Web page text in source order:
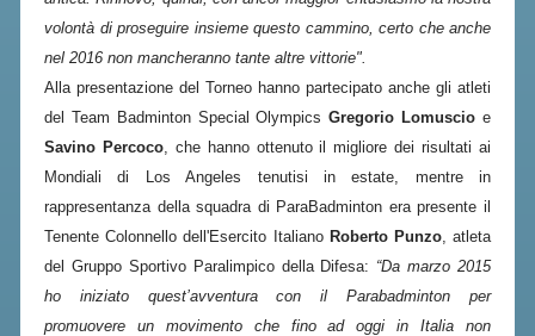
volontà di proseguire insieme questo cammino, certo che anche
nel 2016 non mancheranno tante altre vittorie".
Alla presentazione del Torneo hanno partecipato anche gli atleti
del Team Badminton Special OlympicsGregorio Lomuscioe
Savino Percoco, che hanno ottenuto il migliore dei risultati ai
Mondiali di Los Angeles tenutisi in estate, mentre in
rappresentanza della squadra di ParaBadminton era presente il
Tenente Colonnello dell'Esercito Italiano Roberto Punzo, atleta
del Gruppo Sportivo Paralimpico della Difesa: “Da marzo 2015
ho iniziato quest’avventura con il Parabadminton per
promuovere un movimento che fino ad oggi in Italia non
CONTROLLO IN ORDINE AL
REGOLARE SVOLGIMENTO DELLE
COMPETIZIONI E DEI CAMPIONATI
SPORTIVI PROFESSIONISTICI
ATTIVITÀ RELATIVE ALLA
PREPARAZIONE OLIMPICA E
ALL'ALTO LIVELLO
UTILIZZAZIONE DEI CONTRIBUTI
PUBBLICI
FORMAZIONE DEI TECNICI